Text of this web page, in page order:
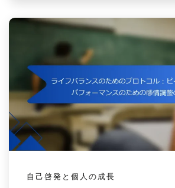
自己啓発と個人の成長